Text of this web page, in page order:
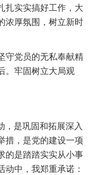
扎实实搞好工作，大
浓厚氛围，树立新时
守党员的无私奉献精
。牢固树立大局观
，是巩固和拓展深入
措，是党的建设一项
的是踏踏实实从小事
动中，我郑重承诺：